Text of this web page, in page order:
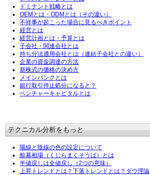
ドミナント戦略とは
OEMとは・ODMとは（その違い）
不祥事が起こった場合に見るべきポイント
経営とは
経営計画とは・予算とは
子会社・関連会社とは
持ち分法適用会社とは（連結子会社との違い）
企業の資金調達の方法
新株式の価格の決め方
メインバンクとは
銀行取引停止処分になると？
ベンチャーキャピタルとは
テクニカル分析をもっと
陽線と陰線の色の設定について
鯨幕相場（くじらまくそうば）とは
半値戻しは全値戻し（2つの意味）
上昇トレンドとは？下落トレンドとは？ダウ理論